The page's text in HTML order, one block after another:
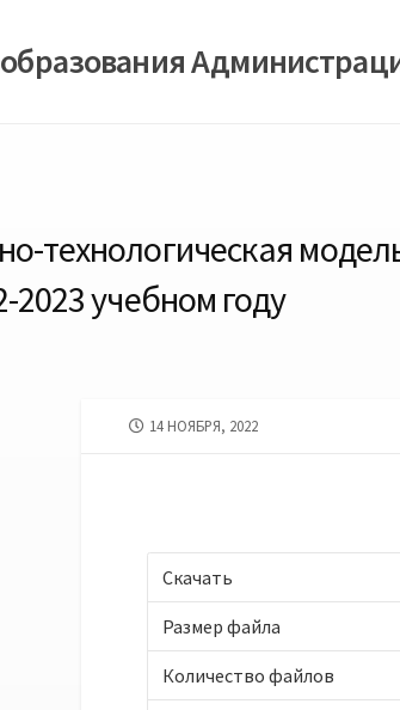
технологическая
2023 учебном году
ДАТА
14 НОЯБРЯ, 2022
Скачать
Размер файла
Количество файлов